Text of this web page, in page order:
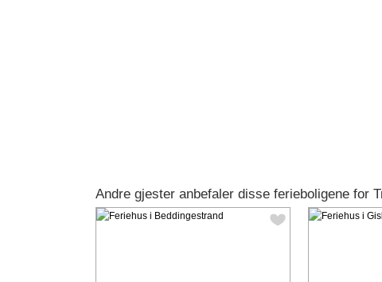
Andre gjester anbefaler disse ferieboligene for